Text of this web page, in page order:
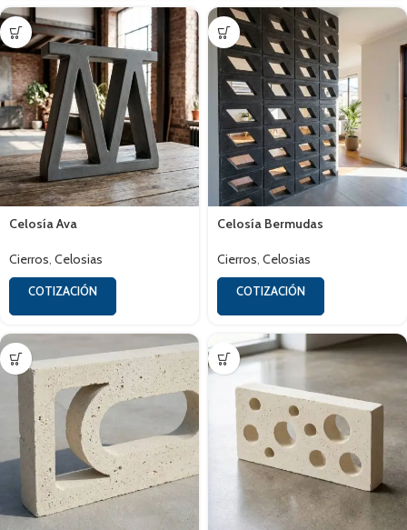
Celosía Ava
Cierros, Celosias
COTIZACIÓN
Celosía Bermudas
Cierros, Celosias
COTIZACIÓN